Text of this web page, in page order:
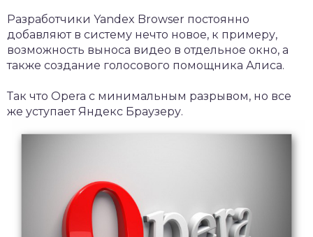
Разработчики Yandex Browser постоянно
добавляют в систему нечто новое, к примеру,
возможность выноса видео в отдельное окно, а
также создание голосового помощника Алиса.
Так что Opera с минимальным разрывом, но все
же уступает Яндекс Браузеру.